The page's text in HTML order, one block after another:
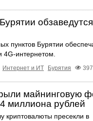
пунктов Бурятии
4G-интернетом.
Интернет и ИТ Бурятия
майнинговую
миллиона рублей
криптовалюты пресекли в